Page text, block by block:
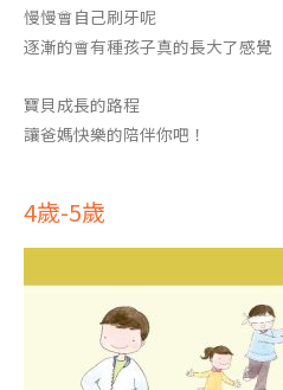
慢慢會自己刷牙呢
逐漸的會有種孩子真的長大了感覺
寶貝成長的路程
讓爸媽快樂的陪伴你吧！
4歲-5歲